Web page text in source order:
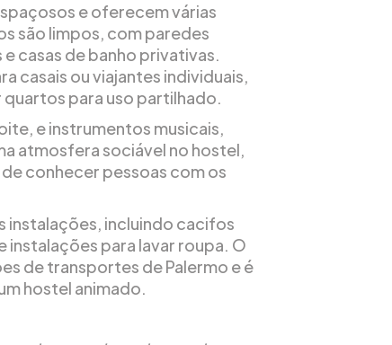
e oferecem várias
são limpos, com paredes
casas de banho privativas.
casais ou viajantes individuais,
para uso partilhado.
e instrumentos musicais,
atmosfera sociável no hostel,
conhecer pessoas com os
instalações, incluindo cacifos
instalações para lavar roupa. O
de transportes de Palermo e é
hostel animado.